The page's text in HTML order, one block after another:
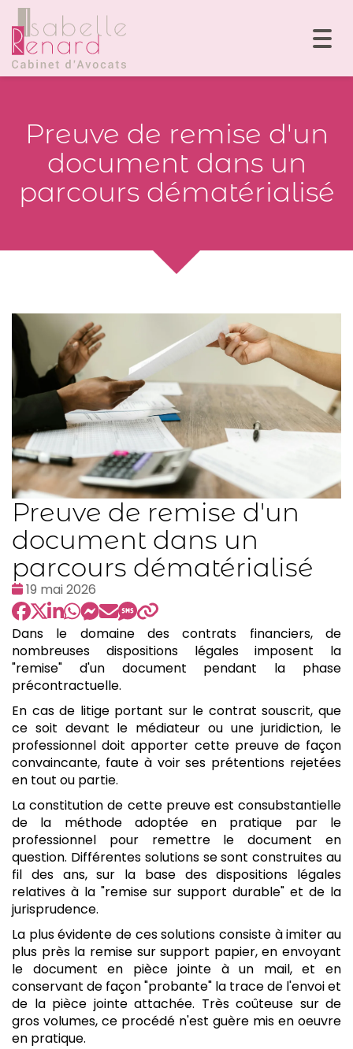
Preuve de remise d'un
document dans un
parcours dématérialisé
Preuve de remise d'un
document dans un
parcours dématérialisé
Date
:
19 mai 2026
Dans le domaine des contrats financiers, de
nombreuses dispositions légales imposent la
"remise" d'un document pendant la phase
précontractuelle.
En cas de litige portant sur le contrat souscrit, que
ce soit devant le médiateur ou une juridiction, le
professionnel doit apporter cette preuve de façon
convaincante, faute à voir ses prétentions rejetées
en tout ou partie.
La constitution de cette preuve est consubstantielle
de la méthode adoptée en pratique par le
professionnel pour remettre le document en
question. Différentes solutions se sont construites au
fil des ans, sur la base des dispositions légales
relatives à la "remise sur support durable" et de la
jurisprudence.
La plus évidente de ces solutions consiste à imiter au
plus près la remise sur support papier, en envoyant
le document en pièce jointe à un mail, et en
conservant de façon "probante" la trace de l'envoi et
de la pièce jointe attachée. Très coûteuse sur de
gros volumes, ce procédé n'est guère mis en oeuvre
en pratique.